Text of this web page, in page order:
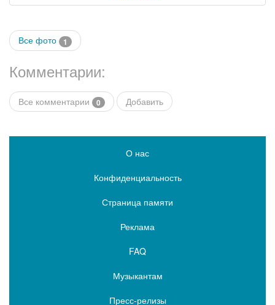
Все фото 1
Комментарии:
Все комментарии 0 Добавить
О нас
Конфиденциальность
Страница памяти
Реклама
FAQ
Музыкантам
Пресс-релизы